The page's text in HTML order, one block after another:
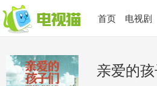
首页 电视剧
亲爱的